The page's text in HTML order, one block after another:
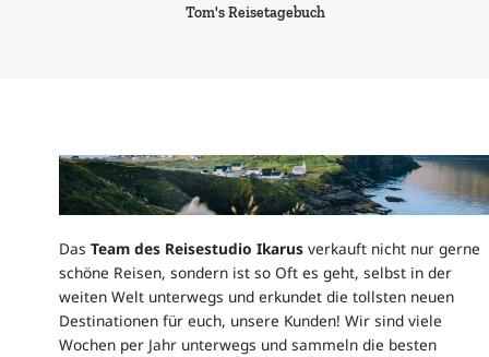
Tom's Reisetagebuch
Das Team des Reisestudio Ikarusverkauft nicht nur gerne
schöne Reisen, sondern ist so Oft es geht, selbst in der
weiten Welt unterwegs und erkundet die tollsten neuen
Destinationen für euch, unsere Kunden! Wir sind viele
Wochen per Jahr unterwegs und sammeln die besten